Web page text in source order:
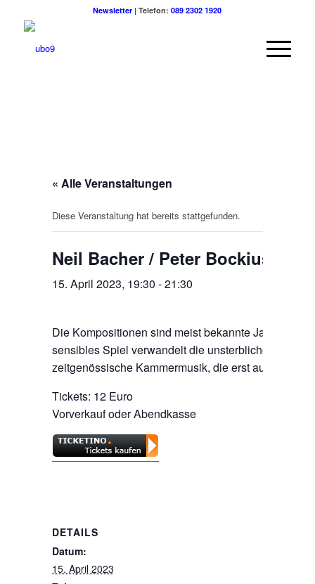
Newsletter | Telefon:089 2302 1920
« Alle Veranstaltungen
Diese Veranstaltung hat bereits stattgefunden.
Neil Bacher / Peter Bockius Duo
15. April 2023, 19:30 -21:30
Die Kompositionen sind meist bekannte Jazz-
sensibles Spiel verwandelt die unsterblichen
zeitgenössische Kammermusik, die erst auf der
Tickets: 12 Euro
Vorverkauf oder Abendkasse
DETAILS
Datum:
15. April 2023